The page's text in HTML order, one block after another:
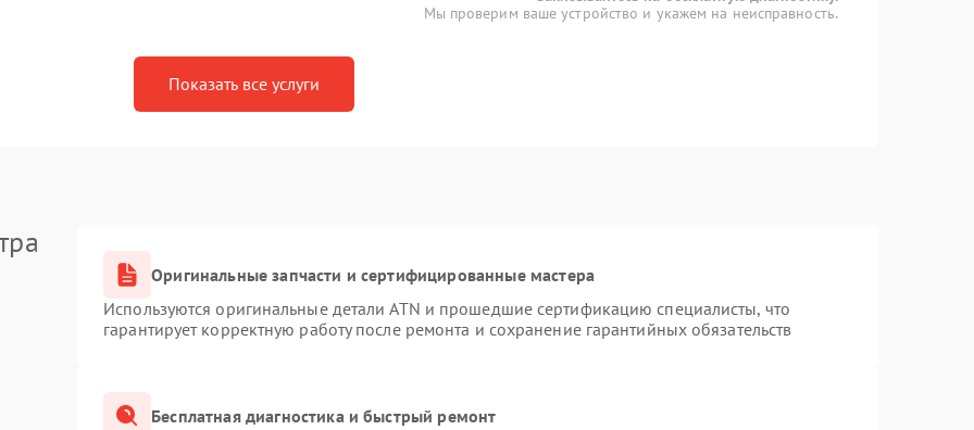
Мы проверим ваше устройство и укажем на неисправность.
Показать все услуги
Оригинальные запчасти и сертифицированные мастера
Используются оригинальные детали ATN и прошедшие сертификацию специалисты, что
гарантирует корректную работу после ремонта и сохранение гарантийных обязательств
Бесплатная диагностика и быстрый ремонт